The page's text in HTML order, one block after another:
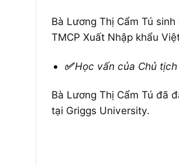
Bà Lương Thị Cẩm Tú
TMCP Xuất Nhập khẩu
✅Học vấn của Chủ tịch
Bà Lương Thị Cẩm Tú đã
tại Griggs University.